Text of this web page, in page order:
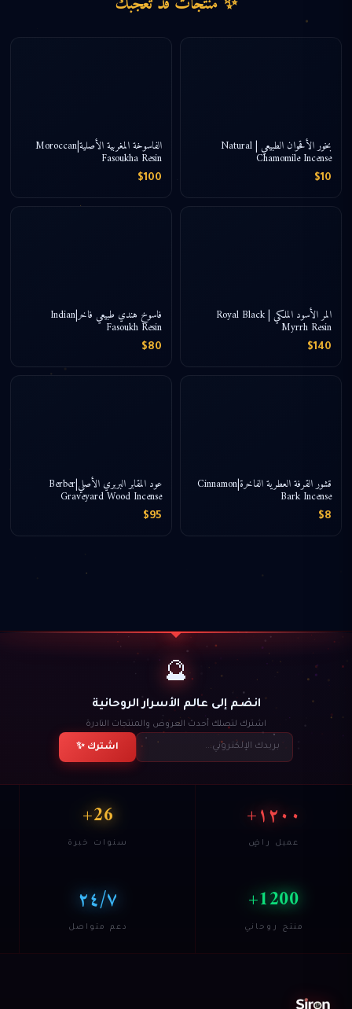
بخور الأقحوان الطبيعي | Natural
Chamomile Incense
$10
الفاسوخة المغربية الأصلية|Moroccan
Fasoukha Resin
$100
المر الأسود الملكي | Royal Black
Myrrh Resin
$140
فاسوخ هندي طبيعي فاخر|Indian
Fasoukh Resin
$80
قشور القرفة العطرية الفاخرة|Cinnamon
Bark Incense
$8
عود المقابر البربري الأصلي|Berber
Graveyard Wood Incense
$95
🔮
انضم إلى عالم الأسرار الروحانية
اشترك لتصلك أحدث العروض والمنتجات النادرة
اشترك ✨
١٢٠٠+
عميل راضٍ
26+
سنوات خبرة
1200+
منتج روحاني
٢٤/٧
دعم متواصل